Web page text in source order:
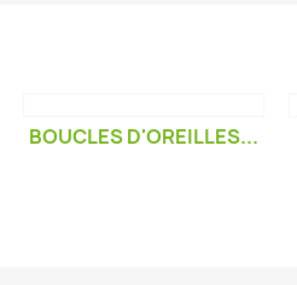
BOUCLES D'OREILLES...